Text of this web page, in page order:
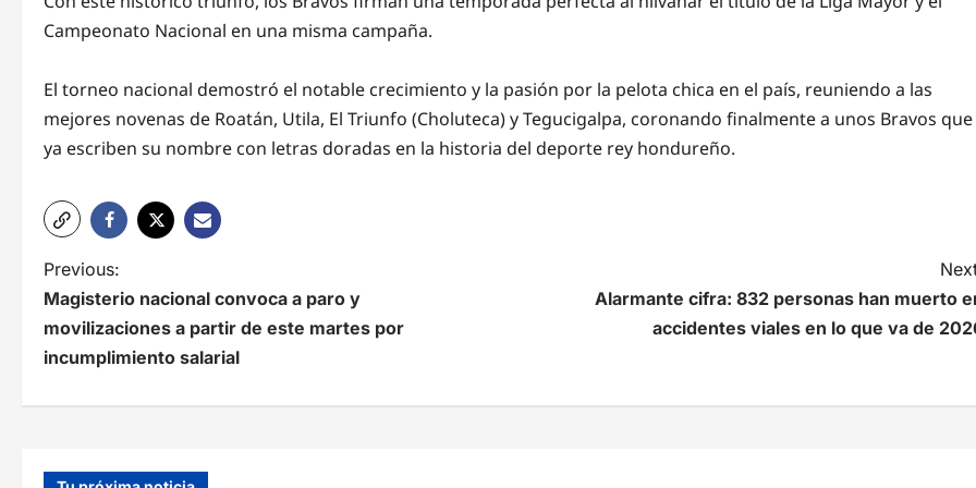
Campeonato Nacional en una misma campaña.
El torneo nacional demostró el notable crecimiento y la pasión por la pelota chica en el país, reuniendo a las
mejores novenas de Roatán, Utila, El Triunfo (Choluteca) y Tegucigalpa, coronando finalmente a unos Bravos que
ya escriben su nombre con letras doradas en la historia del deporte rey hondureño.
N
a
v
a
Previous:
Magisterio nacional convoca a paro y
movilizaciones a partir de este martes por
incumplimiento salarial
Alarmante cifra: 832 personas han muerto
accidentes viales en lo que va de